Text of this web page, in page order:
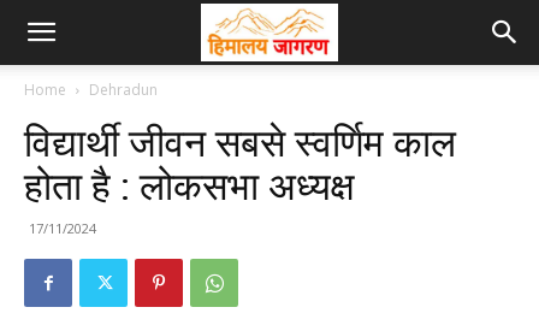
Home Dehradun
विद्यार्थी जीवन सबसे स्वर्णिम काल
होता है : लोकसभा अध्यक्ष
17/11/2024